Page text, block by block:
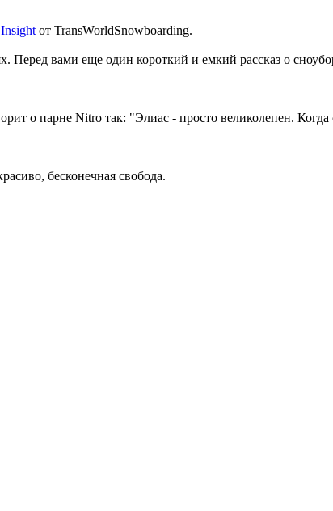
Insight от TransWorldSnowboarding.
Перед вами еще один короткий и емкий рассказ о
о парне Nitro так: "Элиас - просто великолепен.
бесконечная свобода.